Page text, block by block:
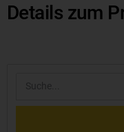
Details zum